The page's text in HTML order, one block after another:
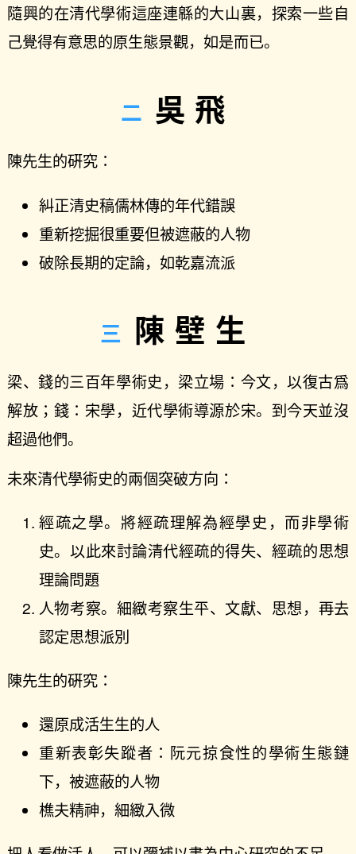
隨興的在清代學術這座連緜的大山裏，探索一些自
己覺得有意思的原生態景觀，如是而已。
吳飛
陳先生的硏究：
糾正清史稿儒林傳的年代錯誤
重新挖掘很重要但被遮蔽的人物
破除長期的定論，如乾嘉流派
陳壁生
梁、錢的三百年學術史，梁立場：今文，以復古爲
解放；錢：宋學，近代學術導源於宋。到今天並沒
超過他們。
未來清代學術史的兩個突破方向：
經疏之學。將經疏理解為經學史，而非學術
史。以此來討論清代經疏的得失、經疏的思想
理論問題
人物考察。細緻考察生平、文獻、思想，再去
認定思想派別
陳先生的硏究：
還原成活生生的人
重新表彰失蹤者：阮元掠食性的學術生態鏈
下，被遮蔽的人物
樵夫精神，細緻入微